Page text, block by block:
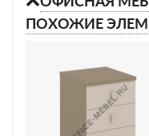
ПОХОЖИЕ